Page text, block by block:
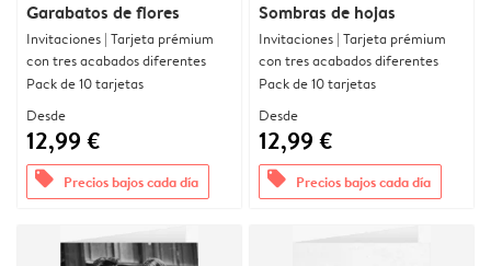
Garabatos de flores
Invitaciones | Tarjeta prémium
con tres acabados diferentes
Pack de 10 tarjetas
Desde
12,99 €
offers Precios bajos cada día
Sombras de hojas
Invitaciones | Tarjeta prémium
con tres acabados diferentes
Pack de 10 tarjetas
Desde
12,99 €
offers Precios bajos cada día